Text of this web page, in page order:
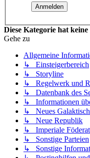
Diese Kategorie hat
Gehe zu
Allgemeine
↳ Einsteigerbereich
↳ Storyline
↳ Regelwerk und
↳ Datenbank des
↳ Informationen
↳ Neues
↳ Neue Republik
↳ Imperiale
↳ Sonstige Parteien
↳ Sonstige